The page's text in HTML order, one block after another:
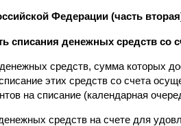
Федерации (часть
списания денежных средств со
средств, сумма которых
этих средств со счета
на списание (календарная
средств на счете для